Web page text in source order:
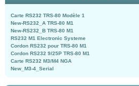
Carte RS232 TRS-80 Modèle 1
New-RS232_A TRS-80 M1
New-RS232_B TRS-80 M1
RS232 M1 Electronic Systeme
Cordon RS232 pour TRS-80 M1
Cordon RS232 9/25P TRS-80 M1
Carte RS232 M3/M4 NGA
New_M3-4_Serial